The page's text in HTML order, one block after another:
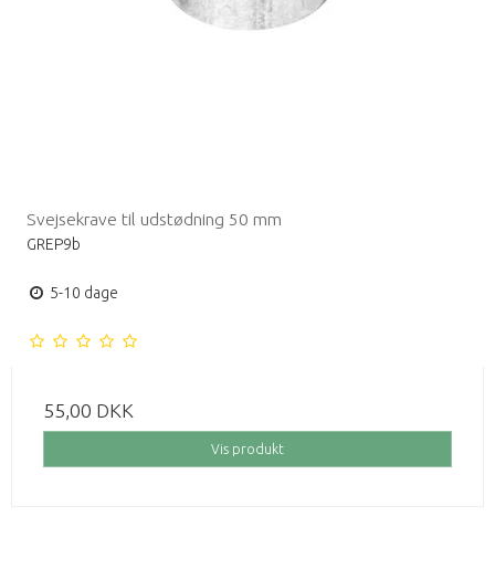
Svejsekrave til udstødning 50 mm
GREP9b
5-10 dage
55,00 DKK
Vis produkt